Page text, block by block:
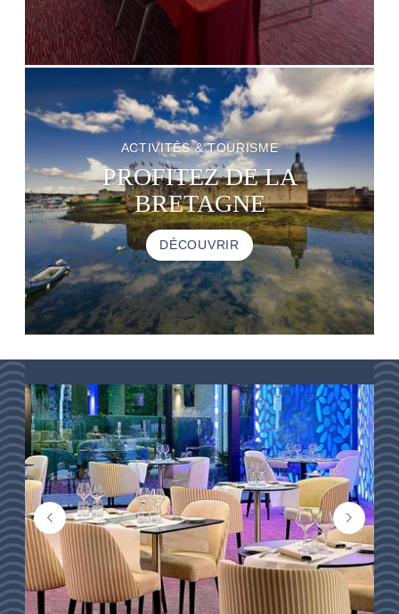
ACTIVITÉS & TOURISME
PROFITEZ DE LA
BRETAGNE
DÉCOUVRIR
ACCUEIL
HÉBERGEMENTS
THALASSO
RESTAURANT
SÉMINAIRES
ACTIVITÉS & TOURISME
GALERIE PHOTOS